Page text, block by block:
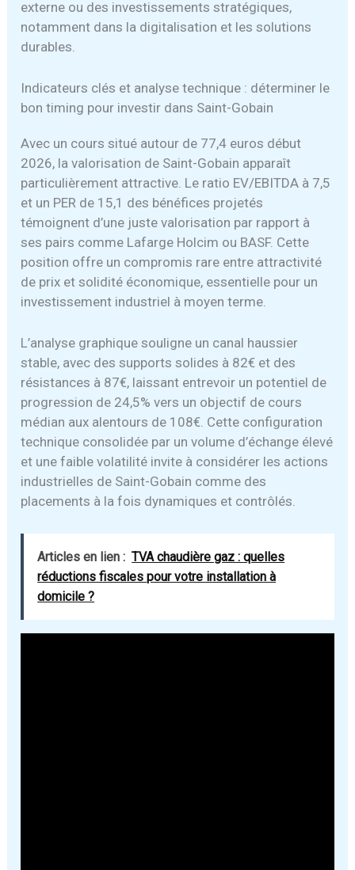
externe ou des investissements stratégiques,
notamment dans la digitalisation et les solutions
durables.
Indicateurs clés et analyse technique : déterminer le
bon timing pour investir dans Saint-Gobain
Avec un cours situé autour de 77,4 euros début
2026, la valorisation de Saint-Gobain apparaît
particulièrement attractive. Le ratio EV/EBITDA à 7,5
et un PER de 15,1 des bénéfices projetés
témoignent d’une juste valorisation par rapport à
ses pairs comme Lafarge Holcim ou BASF. Cette
position offre un compromis rare entre attractivité
de prix et solidité économique, essentielle pour un
investissement industriel à moyen terme.
L’analyse graphique souligne un canal haussier
stable, avec des supports solides à 82€ et des
résistances à 87€, laissant entrevoir un potentiel de
progression de 24,5% vers un objectif de cours
médian aux alentours de 108€. Cette configuration
technique consolidée par un volume d’échange élevé
et une faible volatilité invite à considérer les actions
industrielles de Saint-Gobain comme des
placements à la fois dynamiques et contrôlés.
Articles en lien : TVA chaudière gaz : quelles
réductions fiscales pour votre installation à
domicile ?